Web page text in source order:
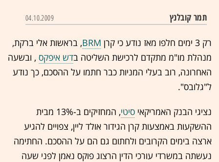
תמר קובלנץ 04.10.2009
רק 3 ימים חלפו מאז נודע כי קרן BRM, בראשות אלי ברקת,
מנהלת מו"מ מתקדם לרכישת השליטה בדש איפקס , ובשעה
האחרונה, רוב בעלי המניות כבר חתמו על ההסכם, כך נודע
ל"גלובס".
נציגי הבנק האמריקאי סיטי
, המחזיקים ב-13% מבית
ההשקעות באמצעות קרן הגידור אולד ליין, צפויים להגיע
ארצה בימים הקרובים ולחתום גם הם על ההסכם. החתימה
נעשתה במשרדי עורכי הדין הרצוג פוקס נאמן לפני שעה